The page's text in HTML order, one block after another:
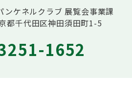
ンケネルクラブ 展覧会事業課
都千代田区神田須田町1-5
1652